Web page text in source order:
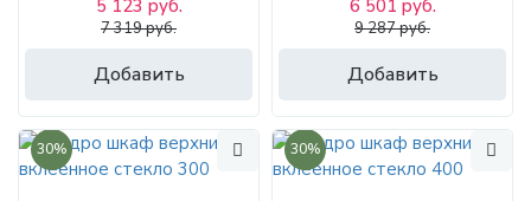
Добавить
5 123 руб.
7 319 руб.
Добавить
6 501 руб.
9 287 руб.
30% 30%